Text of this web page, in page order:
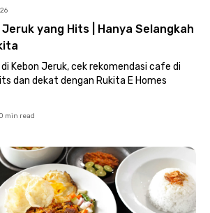
yang Hits | Hanya Selangkah
Kebon Jeruk, cek rekomendasi cafe di
dan dekat dengan Rukita E Homes
min read